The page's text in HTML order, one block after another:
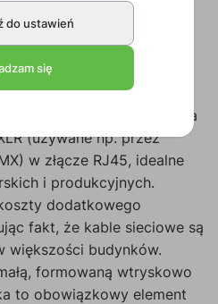
3-pinowe
proste RJ45. Pozwala
(używane np. przez
w złącze RJ45, idealne
i produkcyjnych.
dodatkowego
fakt, że kable sieciowe są
większości budynków.
formowaną wtryskowo
to obowiązkowy element
do ustawień
się